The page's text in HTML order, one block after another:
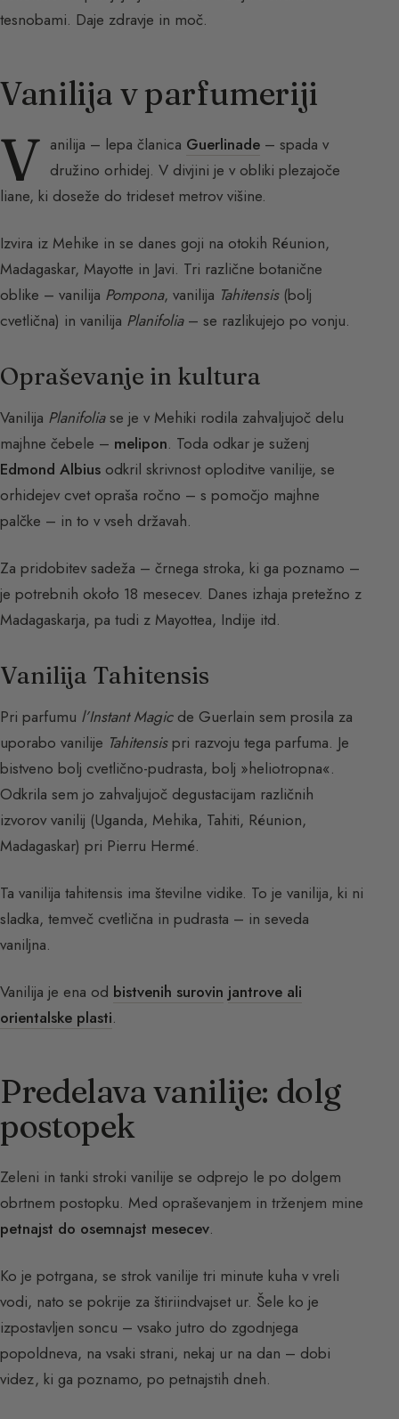
tesnobami. Daje zdravje in moč.
Vanilija v parfumeriji
V anilija – lepa članica Guerlinade– spada v
družino orhidej. V divjini je v obliki plezajoče
liane, ki doseže do trideset metrov višine.
Izvira iz Mehike in se danes goji na otokih Réunion,
Madagaskar, Mayotte in Javi. Tri različne botanične
oblike – vanilija Pompona, vanilija Tahitensis(bolj
cvetlična) in vanilija Planifolia– se razlikujejo po vonju.
Opraševanje in kultura
Vanilija Planifoliase je v Mehiki rodila zahvaljujoč delu
majhne čebele – melipon. Toda odkar je suženj
Edmond Albius odkril skrivnost oploditve vanilije, se
orhidejev cvet opraša ročno – s pomočjo majhne
palčke – in to v vseh državah.
Za pridobitev sadežа – črnega stroka, ki ga poznamo –
je potrebnih około 18 mesecev. Danes izhaja pretežno z
Madagaskarja, pa tudi z Mayottea, Indije itd.
Vanilija Tahitensis
Pri parfumu l’Instant Magicde Guerlain sem prosila za
uporabo vanilije Tahitensispri razvoju tega parfuma. Je
bistveno bolj cvetlično-pudrasta, bolj »heliotropna«.
Odkrila sem jo zahvaljujoč degustacijam različnih
izvorov vanilij (Uganda, Mehika, Tahiti, Réunion,
Madagaskar) pri Pierru Hermé.
Ta vanilija tahitensis ima številne vidike. To je vanilija, ki ni
sladka, temveč cvetlična in pudrasta – in seveda
vaniljna.
Vanilija je ena od bistvenih surovin jantrove ali
orientalske plasti.
Predelava vanilije: dolg
postopek
Zeleni in tanki stroki vanilije se odprejo le po dolgem
obrtnem postopku. Med opraševanjem in trženjem mine
petnajst do osemnajst mesecev.
Ko je potrgana, se strok vanilije tri minute kuhа v vreli
vodi, nato se pokrije za štiriindvajset ur. Šele ko je
izpostavljen soncu – vsako jutro do zgodnjega
popoldneva, na vsaki strani, nekaj ur na dan – dobi
videz, ki ga poznamo, po petnajstih dneh.